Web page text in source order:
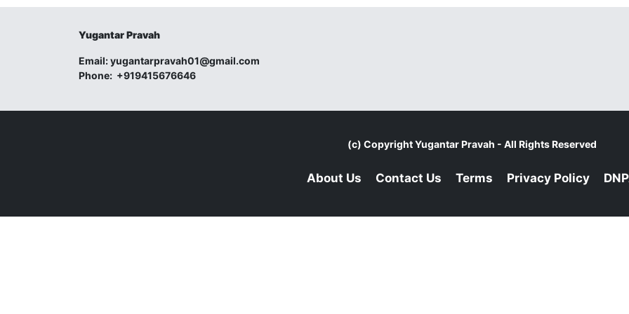
Yugantar Pravah
Email:yugantarpravah01@gmail.com
Phone: +919415676646
(c) CopyrightYugantar Pravah - All Rights Reserved
About Us Contact Us Terms Privacy Policy